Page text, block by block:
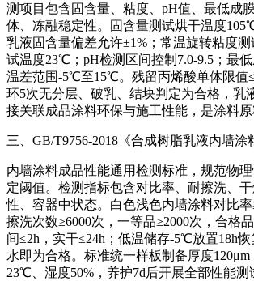
测项目包含固含量、粘度、pH值、最低成
体、冻融稳定性。固含量测试烘干温度
乳液固含量偏差允许±1%；常温旋转粘度测
试温度23℃；pH检测区间控制7.0-9.5；最
温差范围-5℃至15℃。残留丙烯酸单体限值
环5次无分层、破乳、结块判定为合格，乳
接关联成品涂料环保与施工性能，是涂料原
三、GB/T9756-2018《合成树脂乳液内墙涂
内墙涂料成品性能通用检测标准，规范物
定阈值。检测指标包含对比率、耐擦洗、
性、容器中状态。白色浅色内墙涂料对比
擦洗次数≥6000次，一等品≥2000次，合格
间≤2h，实干≤24h；低温储存-5℃放置18h
水即为合格。标准统一样板制备厚度
23℃、湿度50%，养护7d后开展全部性能